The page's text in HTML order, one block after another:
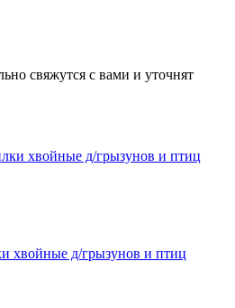
свяжутся с вами и уточнят
хвойные д/грызунов и птиц